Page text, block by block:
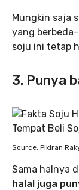
Mungkin saja
yang
soju ini tetap
3. Punya
Source: Pikiran
Sama halnya
halal juga